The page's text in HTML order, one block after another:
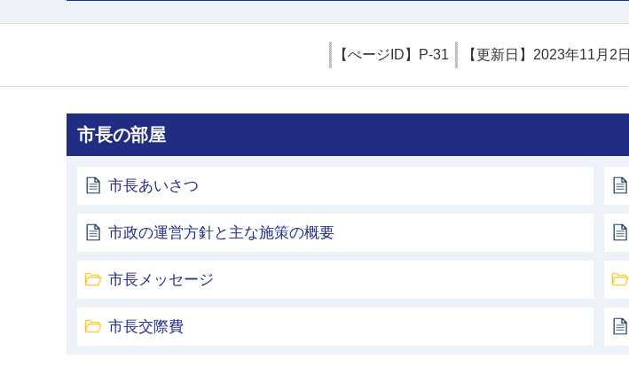
【ぺージID】 P-31 【更新日】 2023年11月2日
市長の部屋
市長あいさつ
市政の運営方針と主な施策の概要
市長メッセージ
市長交際費